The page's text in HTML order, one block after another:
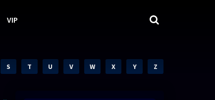
VIP
S T U V W X Y Z